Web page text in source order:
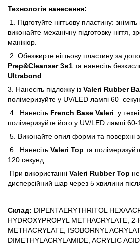
Технологія нанесення:
1. Підготуйте нігтьову пластину:
виконайте механічну підготовку нігтя,
манікюр.
2. Обезжирте нігтьову пластину за
Prep&Cleanser 3в1 та нанесіть
Ultrabond
3. Нанесіть підложку із Valeri Rubber
полімеризуйте у UV/LED лампі 60
4. Нанесіть French Base Valeri у
полімеризуйте його у UV/LED лампі 60-
5. Виконайте опил форми та поверхні
6.. Нанесіть Valeri Top та
120 секунд.
При використанні Valeri Rubber Top
дисперсійний шар через 5 хвилини
Склад: DIPENTAERYTHRITOL
HYDROXYPROPYL METHACRYLATE, 2-
METHACRYLATE, ISOBORNYL
DIMETHYLACRYLAMIDE, ACRYLIC ACID,